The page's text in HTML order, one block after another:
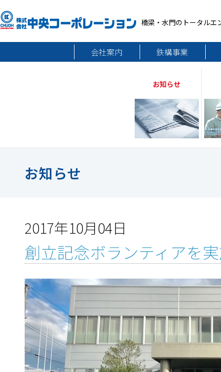
橋梁・水門のトータルエ
会社案内 鉄構事業
お知らせ
お知らせ
2017年10月04日
創立記念ボランティアを